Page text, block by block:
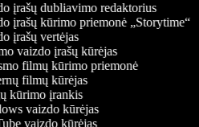
įrašų dubliavimo redaktorius
įrašų kūrimo priemonė „Storytime“
įrašų vertėjas
vaizdo įrašų kūrėjas
filmų kūrimo priemonė
filmų kūrėjas
kūrimo įrankis
vaizdo kūrėjas
vaizdo kūrėjas